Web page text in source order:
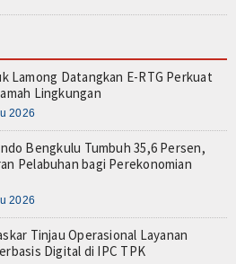
Lamong Datangkan E-RTG Perkuat
Lingkungan
2026
Bengkulu Tumbuh 35,6 Persen,
Pelabuhan bagi Perekonomian
2026
Tinjau Operasional Layanan
Digital di IPC TPK